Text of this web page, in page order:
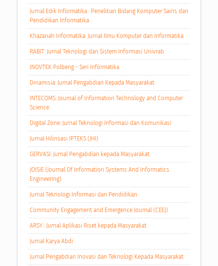
Jurnal Edik Informatika : Penelitian Bidang Komputer Sains dan
Pendidikan Informatika
Khazanah Informatika: Jurnal Ilmu Komputer dan Informatika
RABIT: Jurnal Teknologi dan Sistem Informasi Univrab
INOVTEK Polbeng - Seri Informatika
Dinamisia: Jurnal Pengabdian Kepada Masyarakat
INTECOMS: Journal of Information Technology and Computer
Science
Digital Zone: Jurnal Teknologi Informasi dan Komunikasi
Jurnal Hilirisasi IPTEKS (JHI)
GERVASI: Jurnal Pengabdian kepada Masyarakat
JOISIE (Journal Of Information Systems And Informatics
Engineering)
Jurnal Teknologi Informasi dan Pendidikan
Community Engagement and Emergence Journal (CEEJ)
ARSY : Jurnal Aplikasi Riset kepada Masyarakat
Jurnal Karya Abdi
Jurnal Pengabdian Inovasi dan Teknologi Kepada Masyarakat